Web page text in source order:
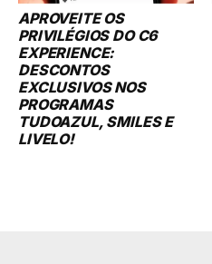
APROVEITE OS
PRIVILÉGIOS DO C6
EXPERIENCE:
DESCONTOS
EXCLUSIVOS NOS
PROGRAMAS
TUDOAZUL, SMILES E
LIVELO!